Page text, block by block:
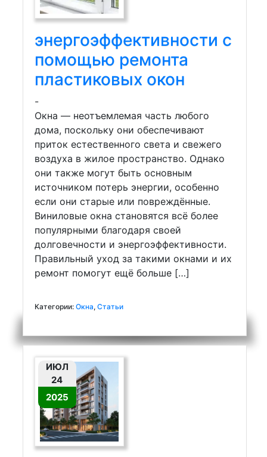
энергоэффективности с
помощью ремонта
пластиковых окон
-
Окна — неотъемлемая часть любого
дома, поскольку они обеспечивают
приток естественного света и свежего
воздуха в жилое пространство. Однако
они также могут быть основным
источником потерь энергии, особенно
если они старые или повреждённые.
Виниловые окна становятся всё более
популярными благодаря своей
долговечности и энергоэффективности.
Правильный уход за такими окнами и их
ремонт помогут ещё больше […]
Категории: Окна, Статьи
ИЮЛ
24
2025